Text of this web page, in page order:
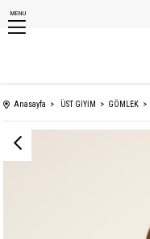
MENU
Anasayfa ÜST GİYİM GÖMLEK